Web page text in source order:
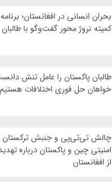
بحران انسانی در افغانستان؛
کمیته نروژ محور گفت‌وگو با طالبان
طالبان پاکستان را عامل تنش
خواهان حل فوری اختلافات هستیم
چالش تی‌تی‌پی و جنبش ترکستان
امنیتی چین و پاکستان درباره
از افغانستان